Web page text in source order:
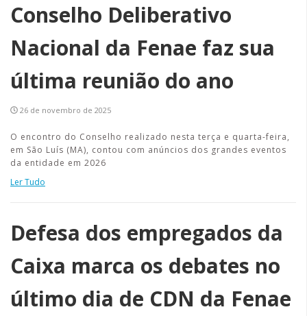
Conselho Deliberativo
Nacional da Fenae faz sua
última reunião do ano
26 de novembro de 2025
O encontro do Conselho realizado nesta terça e quarta-feira,
em São Luís (MA), contou com anúncios dos grandes eventos
da entidade em 2026
Ler Tudo
Defesa dos empregados da
Caixa marca os debates no
último dia de CDN da Fenae